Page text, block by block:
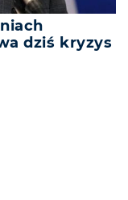
dziś kryzys